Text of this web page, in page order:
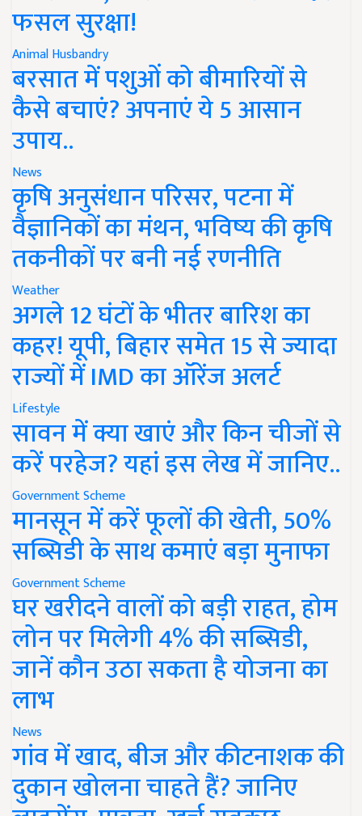
फसल सुरक्षा!
Animal Husbandry
बरसात में पशुओं को बीमारियों से
कैसे बचाएं? अपनाएं ये 5 आसान
उपाय..
News
कृषि अनुसंधान परिसर, पटना में
वैज्ञानिकों का मंथन, भविष्य की कृषि
तकनीकों पर बनी नई रणनीति
Weather
अगले 12 घंटों के भीतर बारिश का
कहर! यूपी, बिहार समेत 15 से ज्यादा
राज्यों में IMD का ऑरेंज अलर्ट
Lifestyle
सावन में क्या खाएं और किन चीजों से
करें परहेज? यहां इस लेख में जानिए..
Government Scheme
मानसून में करें फूलों की खेती, 50%
सब्सिडी के साथ कमाएं बड़ा मुनाफा
Government Scheme
घर खरीदने वालों को बड़ी राहत, होम
लोन पर मिलेगी 4% की सब्सिडी,
जानें कौन उठा सकता है योजना का
लाभ
News
गांव में खाद, बीज और कीटनाशक की
दुकान खोलना चाहते हैं? जानिए